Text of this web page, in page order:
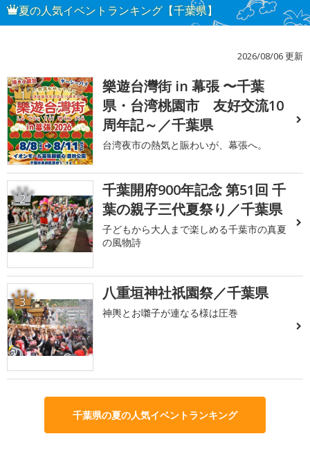
夏の人気イベントランキング【千葉県】
2026/08/06 更新
1
樂遊台灣街 in 幕張 〜千葉
県・台湾桃園市 友好交流10
周年記～／千葉県
台湾夜市の熱気と賑わいが、幕張へ。
2
千葉開府900年記念 第51回 千
葉の親子三代夏祭り／千葉県
子どもから大人まで楽しめる千葉市の真夏
の風物詩
3 八重垣神社祇園祭／千葉県
神輿とお囃子が連なる様は圧巻
千葉県の夏の人気イベントランキング